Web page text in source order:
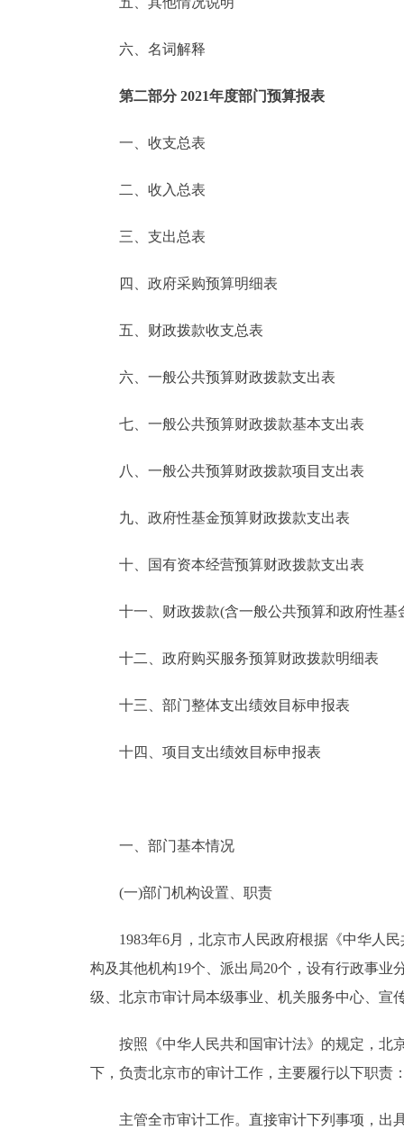
中介服务
政民互动
12345网上接诉即办
参与调查
走进北京
北京概况
绿色北京
ENGLISH
六、名词解释
第二部分 2021年度部门预算报表
一、收支总表
二、收入总表
三、支出总表
四、政府采购预算明细表
五、财政拨款收支总表
六、一般公共预算财政拨款支出表
七、一般公共预算财政拨款基本支出表
八、一般公共预算财政拨款项目支出表
九、政府性基金预算财政拨款支出表
十、国有资本经营预算财政拨款支出表
十一、财政拨款(含一般公共预算和政府性基
十二、政府购买服务预算财政拨款明细表
十三、部门整体支出绩效目标申报表
十四、项目支出绩效目标申报表
一、部门基本情况
(一)部门机构设置、职责
1983年6月，北京市人民政府根据《中华人民
构及其他机构19个、派出局20个，设有行政事
级、北京市审计局本级事业、机关服务中心、宣
按照《中华人民共和国审计法》的规定，北京
下，负责北京市的审计工作，主要履行以下职责
主管全市审计工作。直接审计下列事项，出具